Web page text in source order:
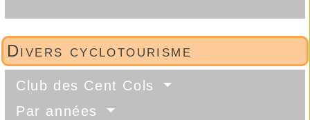
Divers cyclotourisme
Club des Cent Cols
Par années